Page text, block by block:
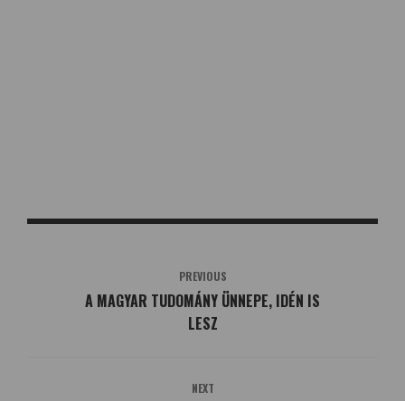
PREVIOUS
A MAGYAR TUDOMÁNY ÜNNEPE, IDÉN IS
LESZ
NEXT